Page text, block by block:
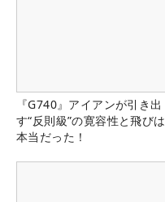
『G740』アイアンが引き出
す“反則級”の寛容性と飛びは
本当だった！